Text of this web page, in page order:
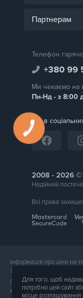
Партнерам
Телефон гарячої
+380 99
Ми чекаємо на
Пн-Нд - з 8:00
Ми в
2008 - ©
Надійний
Всі права
Інформація про ціни на
Точна вартість товару
підтвердження
може відрізнятися від
Для того, щоб
потрібно цей сайт
місце